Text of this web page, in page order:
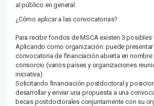
al público en general.
¿Cómo aplicar a las convocatorias?
Para recibir fondos de MSCA existen 3 posibles
Aplicando como organización: puede presentar
convocatoria de financiación abierta en
consorcio (varios países y organizaciones
iniciativa).
Solicitando financiación postdoctoral y
desarrollar y enviar una propuesta a una
becas postdoctorales conjuntamente con su